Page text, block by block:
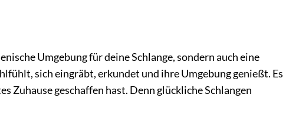
Umgebung für deine Schlange, sondern auch eine
sich eingräbt, erkundet und ihre Umgebung genießt. Es
Zuhause geschaffen hast. Denn glückliche Schlangen